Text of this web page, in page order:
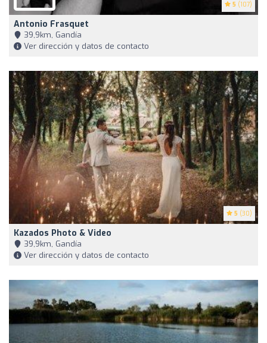
5 (107)
Antonio Frasquet
39,9km, Gandía
Ver dirección y datos de contacto
5 (30)
Kazados Photo & Video
39,9km, Gandía
Ver dirección y datos de contacto